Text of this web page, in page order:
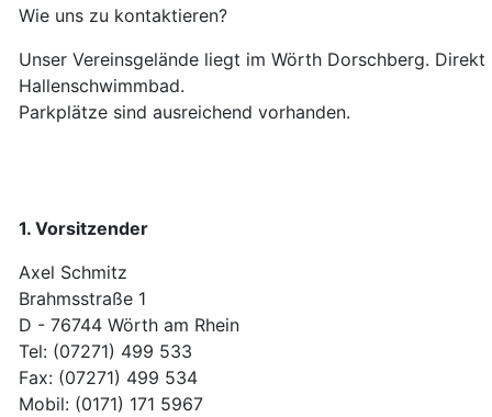
Wie uns zu kontaktieren?
Unser Vereinsgelände liegt im Wörth Dorschberg.
Hallenschwimmbad.
Parkplätze sind ausreichend vorhanden.
1. Vorsitzender
Axel Schmitz
Brahmsstraße 1
D - 76744 Wörth am Rhein
Tel: (07271) 499 533
Fax: (07271) 499 534
Mobil: (0171) 171 5967